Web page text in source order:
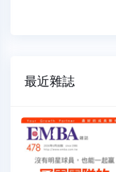
最近雜誌